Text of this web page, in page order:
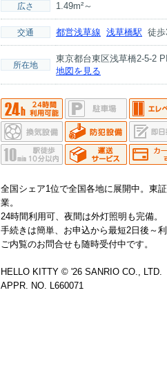
広さ 1.49m²～
交通 都営浅草線 浅草橋駅 徒歩
所在地
東京都台東区浅草橋2-5-2
地図を見る
全国シェア1位で全国各地に展開中。東
業。
24時間利用可、夜間は外灯照明も完備。
手続きは簡単、お申込から最短2日後～利
ご内覧のお問合せも随時受付中です。
HELLO KITTY © '26 SANRIO CO., LTD.
APPR. NO. L660071